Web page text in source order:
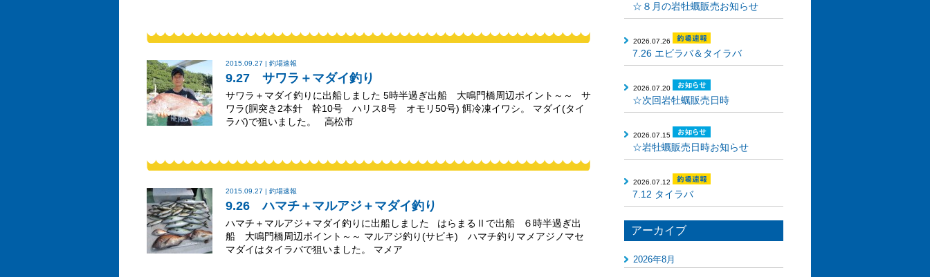
2015.09.27 | 釣場速報
9.27 サワラ＋マダイ釣り
サワラ＋マダイ釣りに出船しました 5時半過ぎ出船 大鳴門橋周辺ポイント～～ サ
ワラ(胴突き2本針 幹10号 ハリス8号 オモリ50号) 餌冷凍イワシ。 マダイ(タイ
ラバ)で狙いました。 高松市
2015.09.27 | 釣場速報
9.26 ハマチ＋マルアジ＋マダイ釣り
ハマチ＋マルアジ＋マダイ釣りに出船しました はらまるⅡで出船 ６時半過ぎ出
船 大鳴門橋周辺ポイント～～ マルアジ釣り(サビキ) ハマチ釣りマメアジノマセ
マダイはタイラバで狙いました。 マメア
☆８月の岩牡蠣販売お知らせ
2026.07.26
7.26 エビラバ＆タイラバ
2026.07.20
☆次回岩牡蠣販売日時
2026.07.15
☆岩牡蠣販売日時お知らせ
2026.07.12
7.12 タイラバ
アーカイブ
2026年8月